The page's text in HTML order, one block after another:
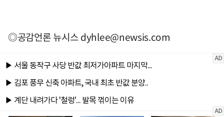
◎공감언론 뉴시스dyhlee@newsis.com